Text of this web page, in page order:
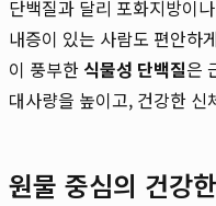
단백질과 달리 포화지방이
내증이 있는 사람도 편안하
이 풍부한 식물성 단백질은
대사량을 높이고, 건강한
원물 중심의 건강